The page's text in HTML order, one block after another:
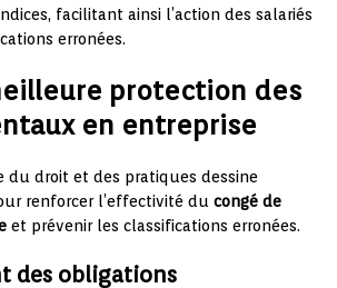
facilitant ainsi l’action des salariés
erronées.
protection des
en entreprise
du droit et des pratiques dessine
renforcer l’effectivité du congé de
et prévenir les classifications erronées.
des obligations